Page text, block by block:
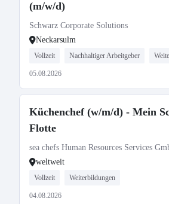
(m/w/d)
Schwarz Corporate Solutions
Neckarsulm
Vollzeit Nachhaltiger Arbeitgeber
05.08.2026
Küchenchef (w/m/d) - Mein
Flotte
sea chefs Human Resources Services
weltweit
Vollzeit Weiterbildungen
04.08.2026